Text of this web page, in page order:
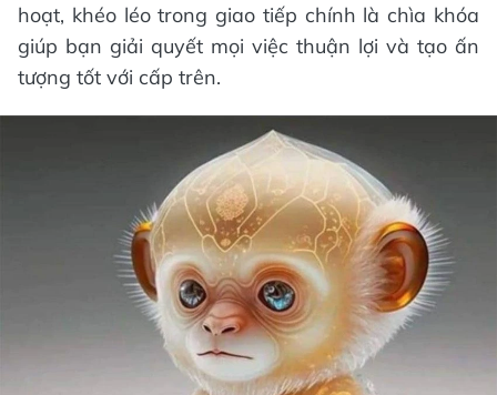
hoạt, khéo léo trong giao tiếp chính là chìa khóa
giúp bạn giải quyết mọi việc thuận lợi và tạo ấn
tượng tốt với cấp trên.